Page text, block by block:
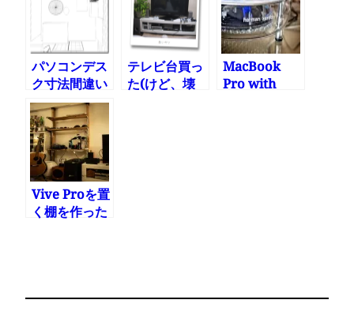
パソコンデス
ク寸法間違い
テレビ台買っ
た(けど、壊
MacBook
Pro with
Vive Proを置
く棚を作った